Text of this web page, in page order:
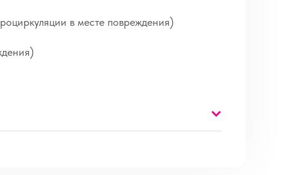
в месте повреждения)